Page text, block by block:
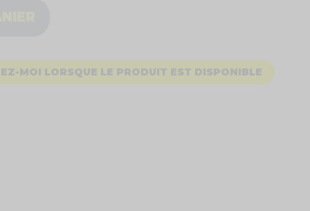
MOI LORSQUE LE PRODUIT EST DISPONIBLE